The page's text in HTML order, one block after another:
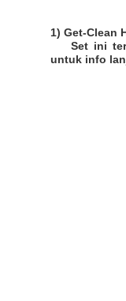
1) Get-Clean
Set ini
untuk info